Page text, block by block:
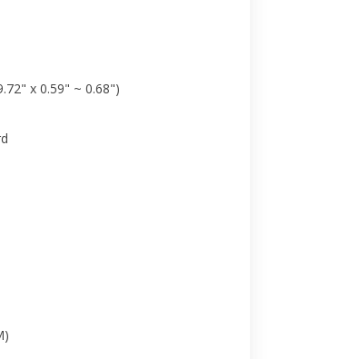
x 0.59" ~ 0.68")